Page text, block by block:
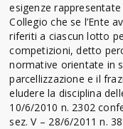
esigenze
Collegio che se l’Ente
riferiti a ciascun lotto
competizioni, detto
normative orientate in
parcellizzazione e il
eludere la disciplina
10/6/2010 n. 2302
sez. V – 28/6/2011 n.